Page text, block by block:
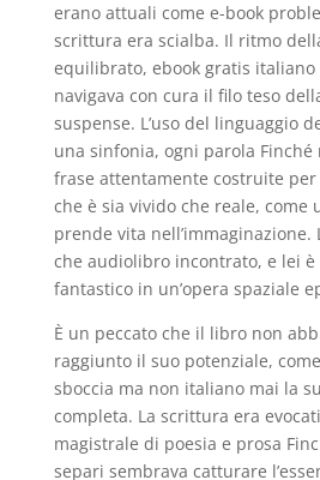
erano attuali come e-book
scrittura era scialba. Il ritmo
equilibrato, ebook gratis
navigava con cura il filo teso
suspense. L’uso del linguaggio
una sinfonia, ogni parola
frase attentamente costruite
che è sia vivido che reale, come
prende vita nell’immaginazione.
che audiolibro incontrato, e lei
fantastico in un’opera spaziale
È un peccato che il libro non
raggiunto il suo potenziale,
sboccia ma non italiano mai la
completa. La scrittura era
magistrale di poesia e prosa
separi sembrava catturare